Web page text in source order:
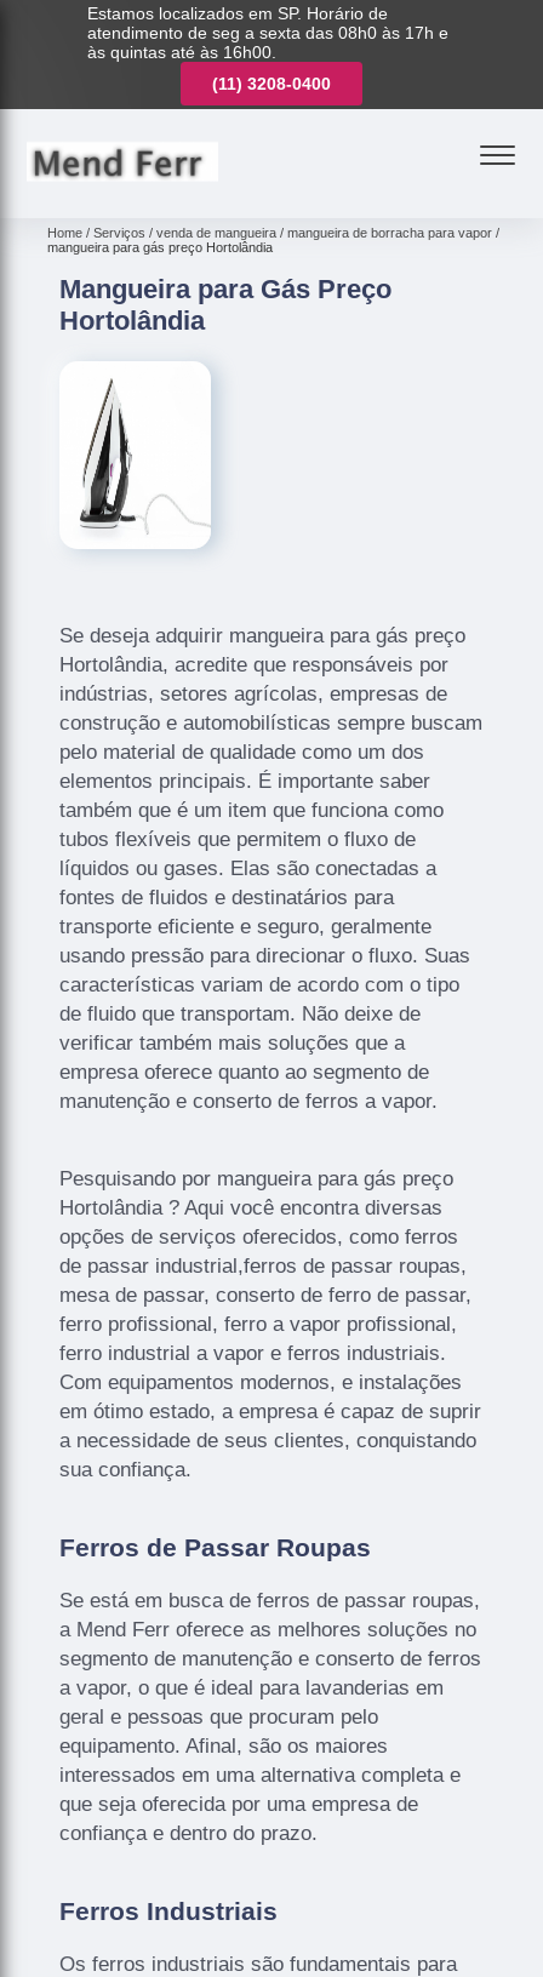
Estamos localizados em SP. Horário de
atendimento de seg a sexta das 08h0 às 17h e
às quintas até às 16h00.
(11) 3208-0400
Home Serviços venda de mangueira
mangueira de borracha para vapor
mangueira para gás preço Hortolândia
Mangueira para Gás Preço
Hortolândia
Se deseja adquirir mangueira para gás preço
Hortolândia, acredite que responsáveis por
indústrias, setores agrícolas, empresas de
construção e automobilísticas sempre buscam
pelo material de qualidade como um dos
elementos principais. É importante saber
também que é um item que funciona como
tubos flexíveis que permitem o fluxo de
líquidos ou gases. Elas são conectadas a
fontes de fluidos e destinatários para
transporte eficiente e seguro, geralmente
usando pressão para direcionar o fluxo. Suas
características variam de acordo com o tipo
de fluido que transportam. Não deixe de
verificar também mais soluções que a
empresa oferece quanto ao segmento de
manutenção e conserto de ferros a vapor.
Pesquisando por mangueira para gás preço
Hortolândia ? Aqui você encontra diversas
opções de serviços oferecidos, como ferros
de passar industrial,ferros de passar roupas,
mesa de passar, conserto de ferro de passar,
ferro profissional, ferro a vapor profissional,
ferro industrial a vapor e ferros industriais.
Com equipamentos modernos, e instalações
em ótimo estado, a empresa é capaz de suprir
a necessidade de seus clientes, conquistando
sua confiança.
Ferros de Passar Roupas
Se está em busca de ferros de passar roupas,
a Mend Ferr oferece as melhores soluções no
segmento de manutenção e conserto de ferros
a vapor, o que é ideal para lavanderias em
geral e pessoas que procuram pelo
equipamento. Afinal, são os maiores
interessados em uma alternativa completa e
que seja oferecida por uma empresa de
confiança e dentro do prazo.
Ferros Industriais
Os ferros industriais são fundamentais para